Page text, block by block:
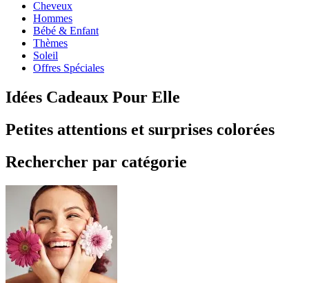
Cheveux
Hommes
Bébé & Enfant
Thèmes
Soleil
Offres Spéciales
Idées Cadeaux Pour Elle
Petites attentions et surprises colorées
Rechercher par catégorie